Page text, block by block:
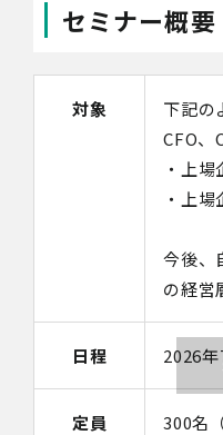
セミナー概要
対象
下記の
CFO、
・上場
・上
今後、
の経営
日程 2026
定員 300名